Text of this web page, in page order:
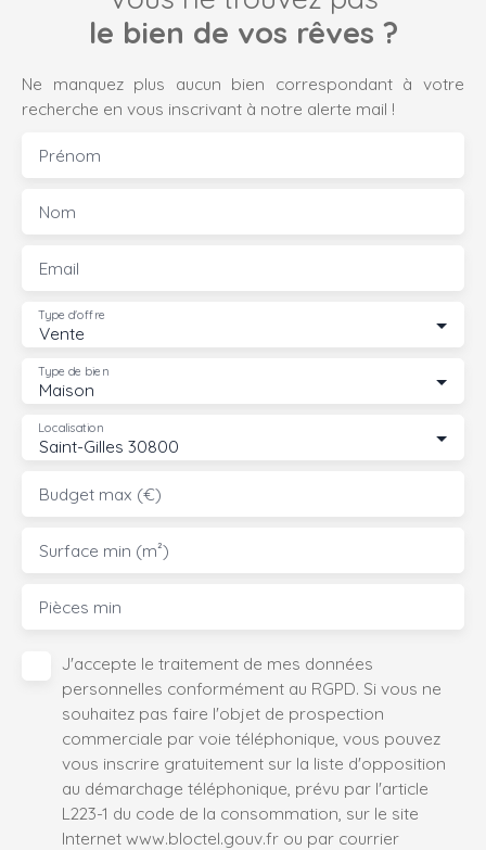
le bien de vos rêves ?
Ne manquez plus aucun bien correspondant à votre
recherche en vous inscrivant à notre alerte mail !
Prénom
Nom
Email
Vente
Type d'offre
Maison
Type de bien
Saint-Gilles 30800
Localisation
Budget max (€)
Surface min (m²)
Pièces min
J'accepte le traitement de mes données
personnelles conformément au RGPD. Si vous ne
souhaitez pas faire l'objet de prospection
commerciale par voie téléphonique, vous pouvez
vous inscrire gratuitement sur la liste d'opposition
au démarchage téléphonique, prévu par l'article
L223-1 du code de la consommation, sur le site
Internet www.bloctel.gouv.fr ou par courrier